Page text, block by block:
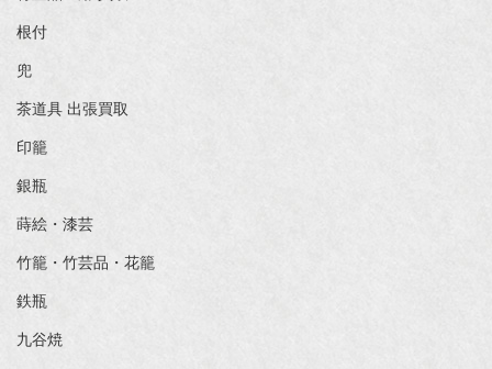
根付
兜
茶道具 出張買取
印籠
銀瓶
蒔絵・漆芸
竹籠・竹芸品・花籠
鉄瓶
九谷焼